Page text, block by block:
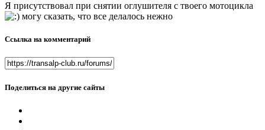
Я присутствовал при снятии оглушителя с твоего мотоцикла
могу сказать, что все делалось нежно
Ссылка на комментарий
Поделиться на другие сайты